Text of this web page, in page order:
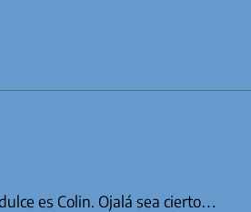
es Colin. Ojalá sea cierto…